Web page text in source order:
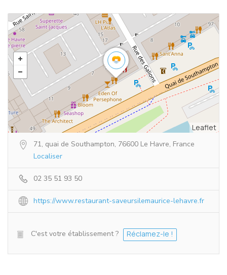
Leaflet
71, quai de Southampton, 76600 Le Havre, France
Localiser
02 35 51 93 50
https://www.restaurant-saveursilemaurice-lehavre.fr
C'est votre établissement ? Réclamez-le !